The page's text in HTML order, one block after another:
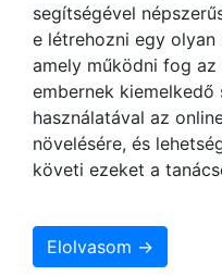
segítségével
e létrehozni egy olyan
amely működni fog az
embernek kiemelkedő
használatával az
növelésére, és
követi ezeket a
Elolvasom →